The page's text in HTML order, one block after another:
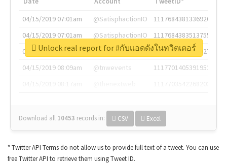
04/15/2019 07:01am
@SatisphactionIO
1117684381336920064
04/15/2019 07:01am
@SatisphactionIO
1117684383513755649
04/15/2019 07:03am
@annaercilla
1117684805876027392
04/15/2019 08:09am
@tnwevents
1117701405391953920
Download all 10453 records in: CSV Excel
Unlock real report for #กับเเอดดังในทวิตเตอร์
* Twitter API Terms do not allow us to provide full text of a tweet. You can use
free Twitter API to retrieve them using Tweet ID.